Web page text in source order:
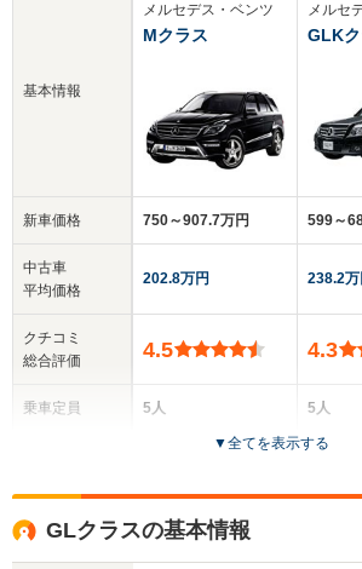
基本情報
新車価格
中古車
平均価格
クチコミ
総合評価
乗車定員
メルセデス・ベンツ
Mクラス
750～907.7万円
202.8万円
4.5
5人
全高
1.8m
メルセ
GLK
599～
238.2万
4.3
5人
5ドア
▼全てを表示する
GLクラスの基本情報